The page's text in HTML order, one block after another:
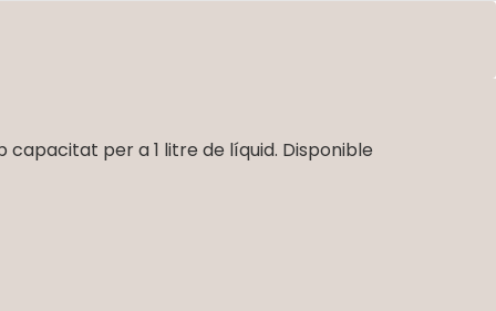
per a 1 litre de líquid. Disponible